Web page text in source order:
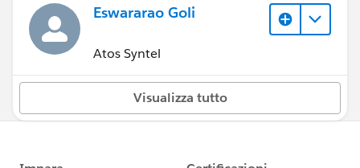
Eswararao Goli
Atos Syntel
Visualizza tutto